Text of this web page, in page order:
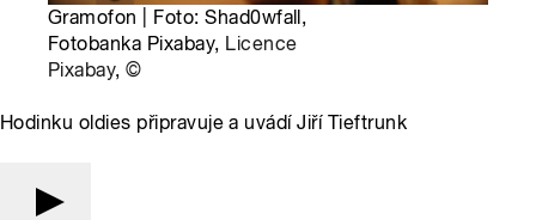
Gramofon | Foto: Shad0wfall,
Fotobanka Pixabay, Licence
Pixabay,©
Hodinku oldies připravuje a uvádí Jiří Tieftrunk